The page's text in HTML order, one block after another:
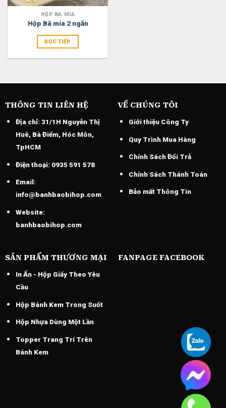
HỘP BÃ MÍA
Hộp Bã mía 2 ngăn
ĐỌC TIẾP
THÔNG TIN LIÊN HỆ
Địa chỉ:31/1H Nguyễn Thị
Huê, Bà Điểm, Hóc Môn,
TpHCM
Điện thoại:0935 591 578
Email:
info@banhbaobihop.com
Website:
banhbaobihop.com
VỀ CHÚNG TÔI
Giới thiệu Công Ty
Quy Trình Mua Hàng
Chính Sách Đổi Trả
Chính Sách Thánh Toán
Bảo mất Thông Tin
SẢN PHẨM THƯƠNG MẠI
In Ấn - Hộp Giấy Theo Yêu
Cầu
Hộp Bánh Kem Trong Suốt
Hộp Nhựa Dùng Một Lần
Topper Trang Trí Trên
Bánh Kem
FANPAGE FACEBOOK